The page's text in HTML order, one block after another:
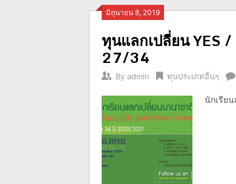
มิถุนายน 8, 2019
ทุนแลกเปลี่ยน YES
27/34
By admin ทุนประเภทอื่นๆ
นักเรีย